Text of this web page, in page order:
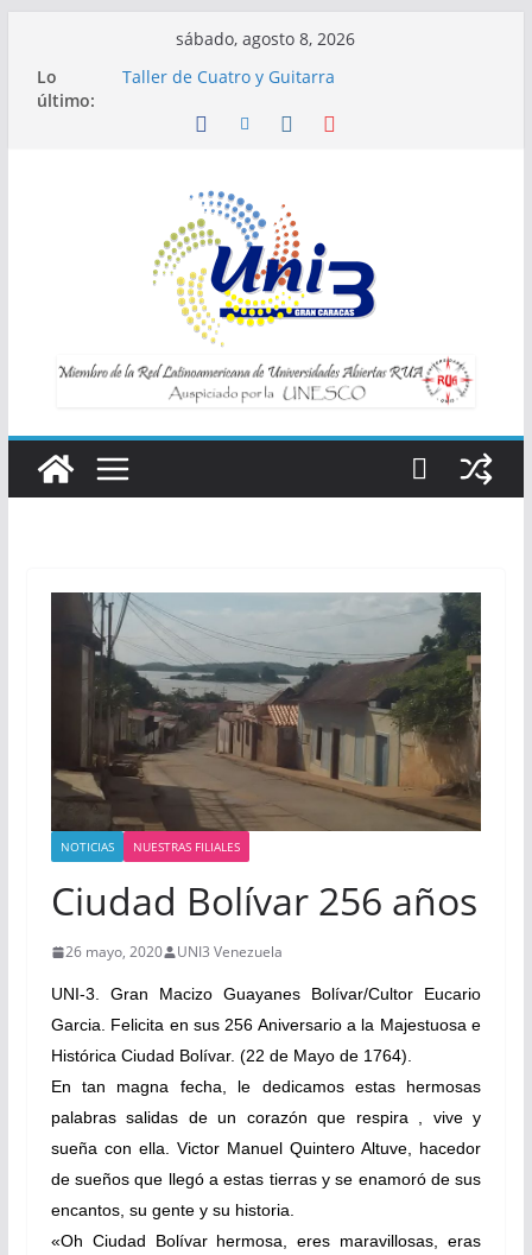
contenido
sábado, agosto 8, 2026
Lo
último:
Taller de Cuatro y Guitarra
Inscripciones para Talleres UNI3
bienestar
NOTICIAS NUESTRAS FILIALES
Ciudad Bolívar 256 años
26 mayo, 2020 UNI3 Venezuela
UNI-3. Gran Macizo Guayanes Bolívar/Cultor Eucario
Garcia. Felicita en sus 256 Aniversario a la Majestuosa e
Histórica Ciudad Bolívar. (22 de Mayo de 1764).
En tan magna fecha, le dedicamos estas hermosas
palabras salidas de un corazón que respira , vive y
sueña con ella. Victor Manuel Quintero Altuve, hacedor
de sueños que llegó a estas tierras y se enamoró de sus
encantos, su gente y su historia.
«Oh Ciudad Bolívar hermosa, eres maravillosas, eras